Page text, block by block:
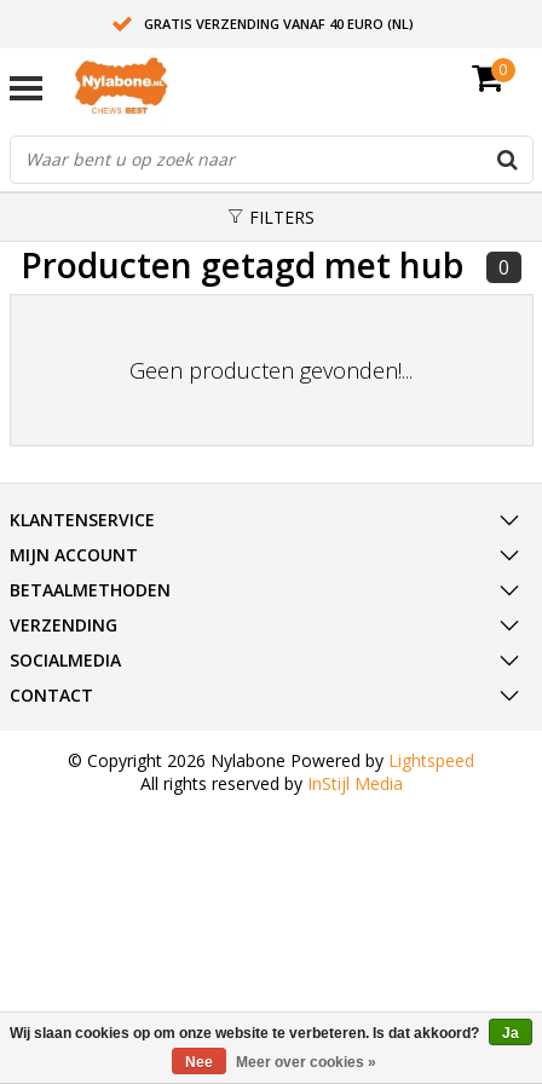
GRATIS VERZENDING VANAF 40 EURO (NL)
0
FILTERS
Producten getagd met hub 0
Geen producten gevonden!...
KLANTENSERVICE
MIJN ACCOUNT
BETAALMETHODEN
VERZENDING
SOCIALMEDIA
CONTACT
© Copyright 2026 Nylabone Powered by Lightspeed
All rights reserved by InStijl Media
Wij slaan cookies op om onze website te verbeteren. Is dat akkoord?
Ja
Nee
Meer over cookies »